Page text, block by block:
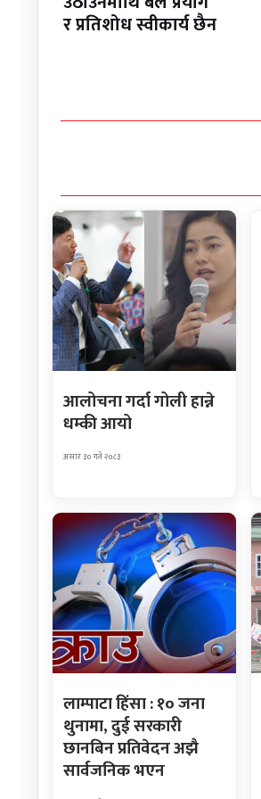
र प्रतिशोध स्वीकार्य छैन
आलोचना गर्दा गोली हान्ने
धम्की आयो
असार ३० गते २०८३
लाम्पाटा हिंसा : १० जना
थुनामा, दुई सरकारी
छानबिन प्रतिवेदन अझै
सार्वजनिक भएन